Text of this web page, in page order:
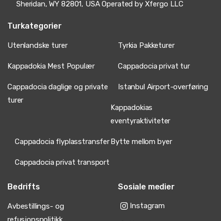
Veldig god tur, men hotellet i Pamukkale kunne vært
Oliver Green
Tyrkia Pakke
Perfekte 4 dager, ballongturen uforglemmelig. Ephesus
1 september 2025
DW
Pamukkale, Efes & Kappadokia Tur – 4 Dagers
God tur, litt slitsom men verdt det.
Sheridan, WY 82801, USA Operated by Xfergo LLC
Turkategorier
Utenlandske turer Tyrkia Pakketurer
Kappadokia Mest Populær Cappadocia privat tur
Cappadocia daglige og private
turer
Istanbul Airport-overføring
Kappadokias
eventyraktiviteter
Cappadocia flyplasstransferBytte mellom byer
Cappadocia privat transport
Bedrifts
Avbestillings- og
Sosiale medier
Instagram